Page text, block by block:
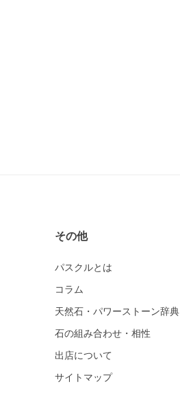
その他
パスクルとは
コラム
天然石・パワーストーン辞典
石の組み合わせ・相性
出店について
サイトマップ